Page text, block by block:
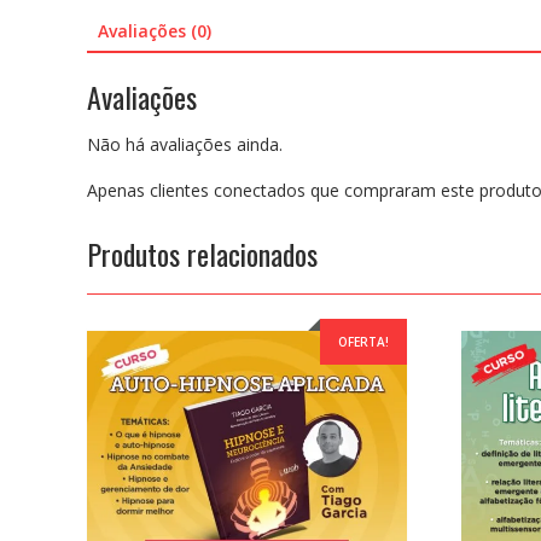
Avaliações (0)
Avaliações
Não há avaliações ainda.
Apenas clientes conectados que compraram este
Produtos relacionados
OFERTA!